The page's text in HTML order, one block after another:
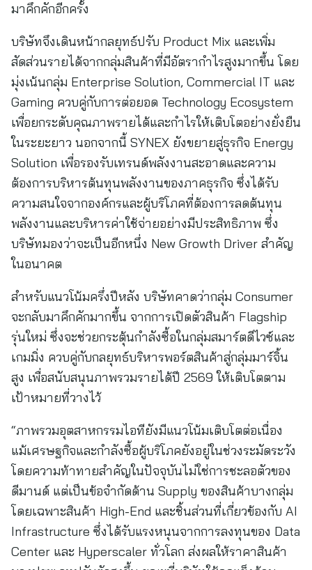
มาคึกคักอีกครั้ง
บริษัทจึงเดินหน้ากลยุทธ์ปรับ Product Mix และเพิ่ม
สัดส่วนรายได้จากกลุ่มสินค้าที่มีอัตรากำไรสูงมากขึ้น โดย
มุ่งเน้นกลุ่ม Enterprise Solution, Commercial IT และ
Gaming ควบคู่กับการต่อยอด Technology Ecosystem
เพื่อยกระดับคุณภาพรายได้และกำไรให้เติบโตอย่างยั่งยืน
ในระยะยาว นอกจากนี้ SYNEX ยังขยายสู่ธุรกิจ Energy
Solution เพื่อรองรับเทรนด์พลังงานสะอาดและความ
ต้องการบริหารต้นทุนพลังงานของภาคธุรกิจ ซึ่งได้รับ
ความสนใจจากองค์กรและผู้บริโภคที่ต้องการลดต้นทุน
พลังงานและบริหารค่าใช้จ่ายอย่างมีประสิทธิภาพ ซึ่ง
บริษัทมองว่าจะเป็นอีกหนึ่ง New Growth Driver สำคัญ
ในอนาคต
สำหรับแนวโน้มครึ่งปีหลัง บริษัทคาดว่ากลุ่ม Consumer
จะกลับมาคึกคักมากขึ้น จากการเปิดตัวสินค้า Flagship
รุ่นใหม่ ซึ่งจะช่วยกระตุ้นกำลังซื้อในกลุ่มสมาร์ตดีไวซ์และ
เกมมิ่ง ควบคู่กับกลยุทธ์บริหารพอร์ตสินค้าสู่กลุ่มมาร์จิ้น
สูง เพื่อสนับสนุนภาพรวมรายได้ปี 2569 ให้เติบโตตาม
เป้าหมายที่วางไว้
“ภาพรวมอุตสาหกรรมไอทียังมีแนวโน้มเติบโตต่อเนื่อง
แม้เศรษฐกิจและกำลังซื้อผู้บริโภคยังอยู่ในช่วงระมัดระวัง
โดยความท้าทายสำคัญในปัจจุบันไม่ใช่การชะลอตัวของ
ดีมานด์ แต่เป็นข้อจำกัดด้าน Supply ของสินค้าบางกลุ่ม
โดยเฉพาะสินค้า High-End และชิ้นส่วนที่เกี่ยวข้องกับ AI
Infrastructure ซึ่งได้รับแรงหนุนจากการลงทุนของ Data
Center และ Hyperscaler ทั่วโลก ส่งผลให้ราคาสินค้า